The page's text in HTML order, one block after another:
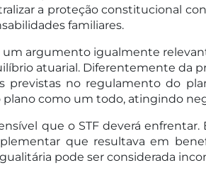
a proteção constitucional
familiares.
um argumento igualmente
atuarial. Diferentemente da
previstas no regulamento do
plano como um todo, atingindo
que o STF deverá
que resultava em
pode ser considerada